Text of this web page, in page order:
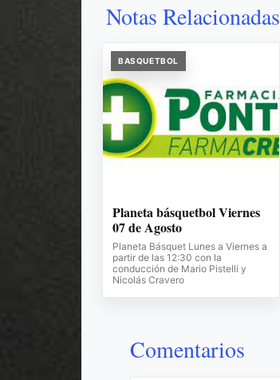
Notas Relacionadas
BASQUETBOL
Planeta básquetbol Viernes
07 de Agosto
Planeta Básquet Lunes a Viernes a
partir de las 12:30 con la
conducción de Mario Pistelli y
Nicolás Cravero
Comentarios